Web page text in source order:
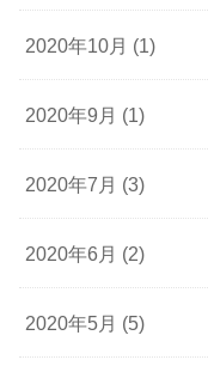
2020年10月 (1)
2020年9月 (1)
2020年7月 (3)
2020年6月 (2)
2020年5月 (5)